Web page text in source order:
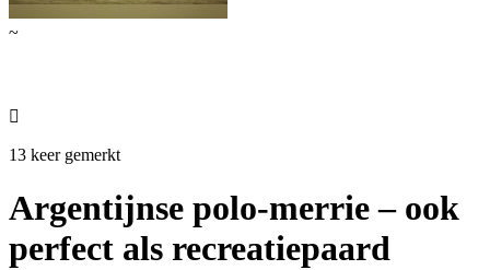
~

13 keer gemerkt
Argentijnse polo-merrie – ook
perfect als recreatiepaard